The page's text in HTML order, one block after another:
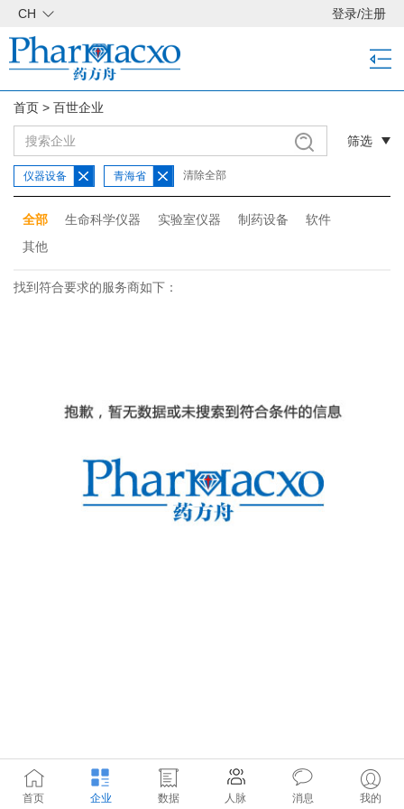
CH 登录/注册
首页 > 百世企业
筛选
仪器设备 青海省 清除全部
全部 生命科学仪器 实验室仪器 制药设备
软件
其他
找到符合要求的服务商如下：
首页 企业 数据 人脉 消息 我的